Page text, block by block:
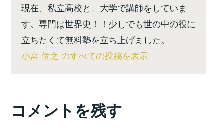
現在、私立高校と、大学で講師をしていま
す。専門は世界史！！少しでも世の中の役に
立ちたくて無料塾を立ち上げました。
小宮 位之 のすべての投稿を表示
コメントを残す